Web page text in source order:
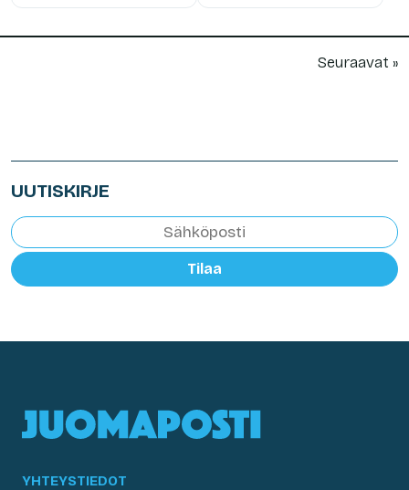
Seuraavat »
UUTISKIRJE
Tilaa
YHTEYSTIEDOT